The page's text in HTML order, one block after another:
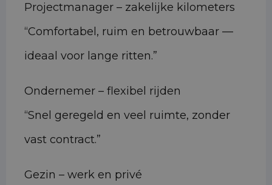
Projectmanager – zakelijke kilometers
“Comfortabel, ruim en betrouwbaar —
ideaal voor lange ritten.”
Ondernemer – flexibel rijden
“Snel geregeld en veel ruimte, zonder
vast contract.”
Gezin – werk en privé